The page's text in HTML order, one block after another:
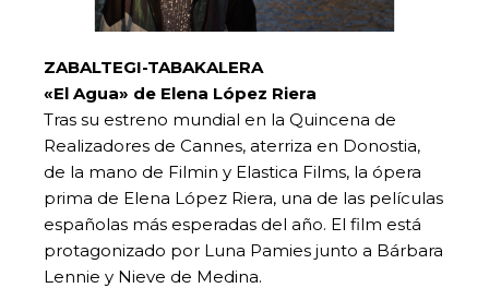
ZABALTEGI-TABAKALERA
«El Agua» de Elena López Riera
Tras su estreno mundial en la Quincena de
Realizadores de Cannes, aterriza en Donostia,
de la mano de Filmin y Elastica Films, la ópera
prima de Elena López Riera, una de las películas
españolas más esperadas del año. El film está
protagonizado por Luna Pamies junto a Bárbara
Lennie y Nieve de Medina.